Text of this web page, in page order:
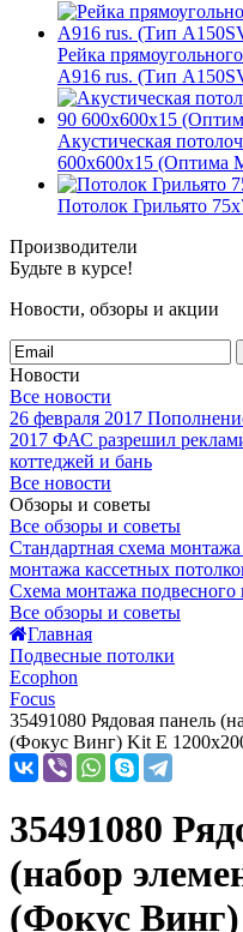
Рейка
A916 rus. (Тип
Акустическая
600x600x15 (Оптима
Потолок Грильято
Производители
Будьте в курсе!
Новости, обзоры и акции
Новости
Все новости
26 февраля 2017
2017 ФАС разрешил
коттеджей и бань
Все новости
Обзоры и советы
Все обзоры и советы
Стандартная схема
монтажа кассетных
Схема монтажа подвесного
Все обзоры и советы
Главная
Подвесные потолки
Ecophon
Focus
35491080 Рядовая панель
(Фокус Винг) Kit E
35491080
(набор
(Фокус